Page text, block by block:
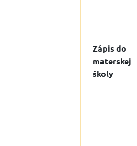
Zápis do
materskej
školy